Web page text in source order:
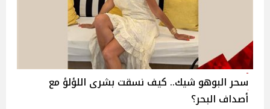
سحر البوهو شيك.. كيف نسقت بشرى اللؤلؤ مع
أصداف البحر؟